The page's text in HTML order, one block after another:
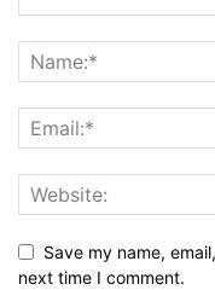
Save my name,
next time I comment.